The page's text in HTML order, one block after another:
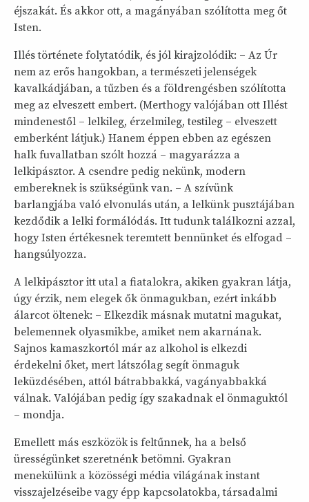
éjszakát. És akkor ott, a magányában szólította meg őt
Isten.
Illés története folytatódik, és jól kirajzolódik: – Az Úr
nem az erős hangokban, a természeti jelenségek
kavalkádjában, a tűzben és a földrengésben szólította
meg az elveszett embert. (Merthogy valójában ott Illést
mindenestől – lelkileg, érzelmileg, testileg – elveszett
emberként látjuk.) Hanem éppen ebben az egészen
halk fuvallatban szólt hozzá – magyarázza a
lelkipásztor. A csendre pedig nekünk, modern
embereknek is szükségünk van. – A szívünk
barlangjába való elvonulás után, a lelkünk pusztájában
kezdődik a lelki formálódás. Itt tudunk találkozni azzal,
hogy Isten értékesnek teremtett bennünket és elfogad –
hangsúlyozza.
A lelkipásztor itt utal a fiatalokra, akiken gyakran látja,
úgy érzik, nem elegek ők önmagukban, ezért inkább
álarcot öltenek: – Elkezdik másnak mutatni magukat,
belemennek olyasmikbe, amiket nem akarnának.
Sajnos kamaszkortól már az alkohol is elkezdi
érdekelni őket, mert látszólag segít önmaguk
leküzdésében, attól bátrabbakká, vagányabbakká
válnak. Valójában pedig így szakadnak el önmaguktól
– mondja.
Emellett más eszközök is feltűnnek, ha a belső
ürességünket szeretnénk betömni. Gyakran
menekülünk a közösségi média világának instant
visszajelzéseibe vagy épp kapcsolatokba, társadalmi